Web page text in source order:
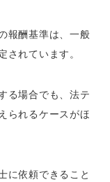
報酬基準は、一般
されています。
る場合でも、法テ
られるケースがほ
に依頼できること